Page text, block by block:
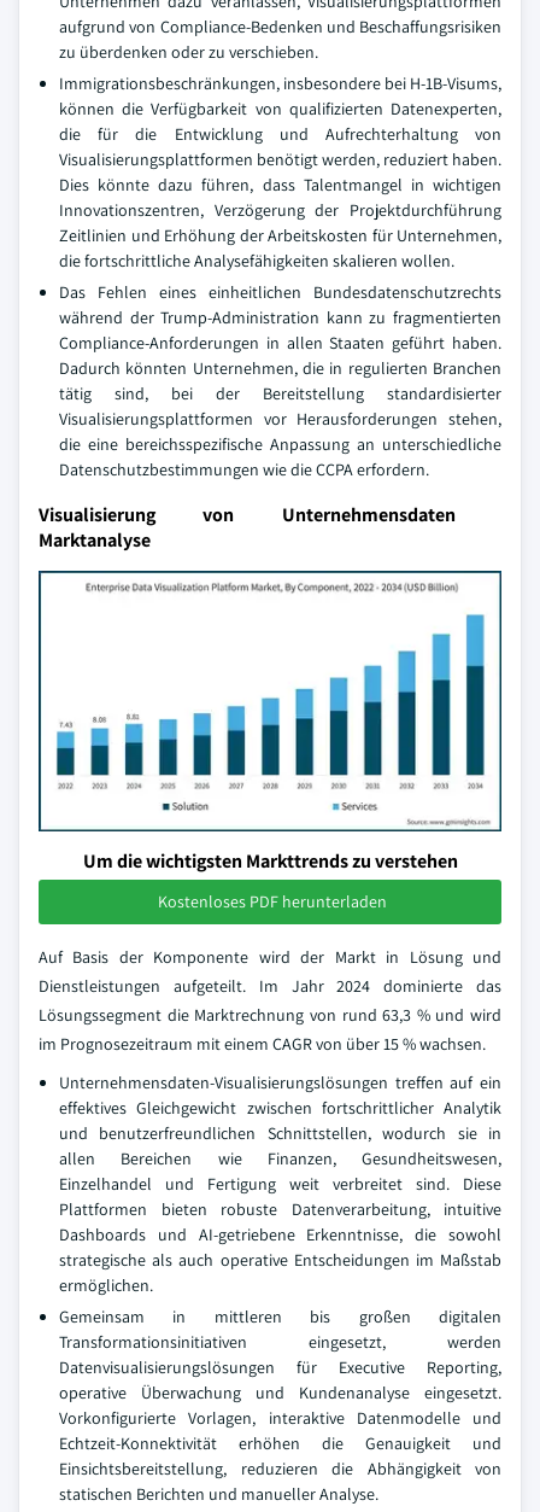
aufgrund von Compliance-Bedenken und Beschaffungsrisiken
zu überdenken oder zu verschieben.
Immigrationsbeschränkungen, insbesondere bei H-1B-Visums,
können die Verfügbarkeit von qualifizierten Datenexperten,
die für die Entwicklung und Aufrechterhaltung von
Visualisierungsplattformen benötigt werden, reduziert haben.
Dies könnte dazu führen, dass Talentmangel in wichtigen
Innovationszentren, Verzögerung der Projektdurchführung
Zeitlinien und Erhöhung der Arbeitskosten für Unternehmen,
die fortschrittliche Analysefähigkeiten skalieren wollen.
Das Fehlen eines einheitlichen Bundesdatenschutzrechts
während der Trump-Administration kann zu fragmentierten
Compliance-Anforderungen in allen Staaten geführt haben.
Dadurch könnten Unternehmen, die in regulierten Branchen
tätig sind, bei der Bereitstellung standardisierter
Visualisierungsplattformen vor Herausforderungen stehen,
die eine bereichsspezifische Anpassung an unterschiedliche
Datenschutzbestimmungen wie die CCPA erfordern.
Visualisierung von Unternehmensdaten
Marktanalyse
Um die wichtigsten Markttrends zu verstehen
Kostenloses PDF herunterladen
Auf Basis der Komponente wird der Markt in Lösung und
Dienstleistungen aufgeteilt. Im Jahr 2024 dominierte das
Lösungssegment die Marktrechnung von rund 63,3 % und wird
im Prognosezeitraum mit einem CAGR von über 15 % wachsen.
Unternehmensdaten-Visualisierungslösungen treffen auf ein
effektives Gleichgewicht zwischen fortschrittlicher Analytik
und benutzerfreundlichen Schnittstellen, wodurch sie in
allen Bereichen wie Finanzen, Gesundheitswesen,
Einzelhandel und Fertigung weit verbreitet sind. Diese
Plattformen bieten robuste Datenverarbeitung, intuitive
Dashboards und AI-getriebene Erkenntnisse, die sowohl
strategische als auch operative Entscheidungen im Maßstab
ermöglichen.
Gemeinsam in mittleren bis großen digitalen
Transformationsinitiativen eingesetzt, werden
Datenvisualisierungslösungen für Executive Reporting,
operative Überwachung und Kundenanalyse eingesetzt.
Vorkonfigurierte Vorlagen, interaktive Datenmodelle und
Echtzeit-Konnektivität erhöhen die Genauigkeit und
Einsichtsbereitstellung, reduzieren die Abhängigkeit von
statischen Berichten und manueller Analyse.